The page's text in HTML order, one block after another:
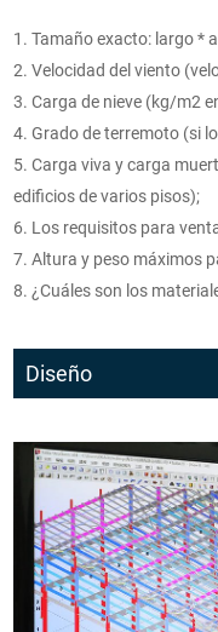
1. Tamaño exacto: largo *
2. Velocidad del viento
3. Carga de nieve (kg/m2
4. Grado de terremoto (si
5. Carga viva y carga
edificios de varios pisos);
6. Los requisitos para
7. Altura y peso máximos
8. ¿Cuáles son los
Diseño